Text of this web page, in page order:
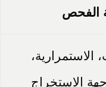
الفحص
الاستمرارية،
الاستخراج